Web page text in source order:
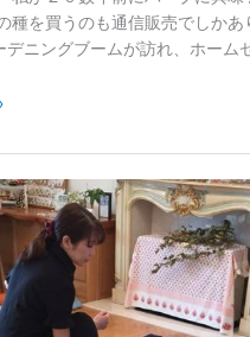
種を買うのも通信販売でしかあ
デニングブームが訪れ、ホーム